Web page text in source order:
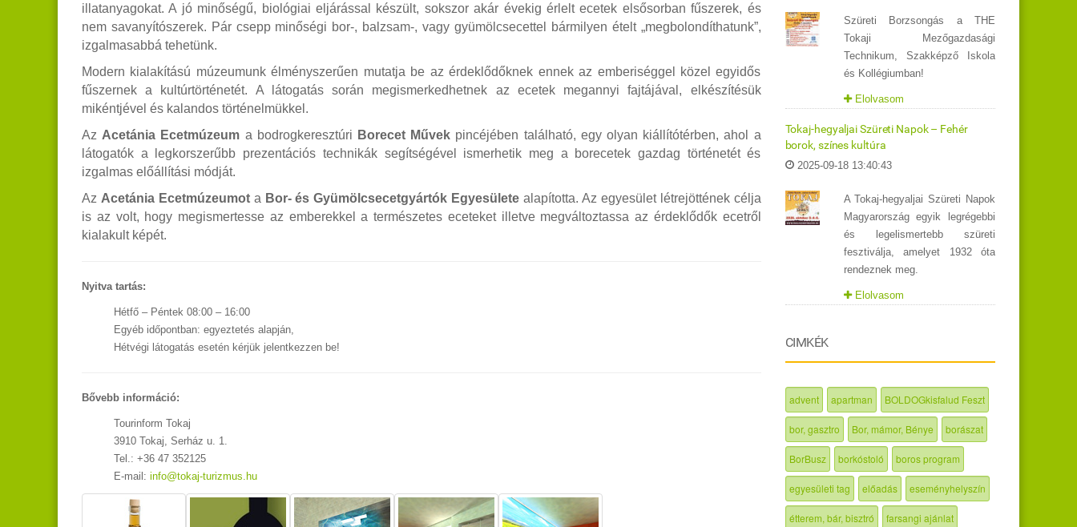
illatanyagokat. A jó minőségű, biológiai eljárással készült, sokszor akár évekig érlelt ecetek elsősorban fűszerek, és
nem savanyítószerek. Pár csepp minőségi bor-, balzsam-, vagy gyümölcsecettel bármilyen ételt „megbolondíthatunk”,
izgalmasabbá tehetünk.
Modern kialakítású múzeumunk élményszerűen mutatja be az érdeklődőknek ennek az emberiséggel közel egyidős
fűszernek a kultúrtörténetét. A látogatás során megismerkedhetnek az ecetek megannyi fajtájával, elkészítésük
mikéntjével és kalandos történelmükkel.
Az Acetánia Ecetmúzeum a bodrogkeresztúri Borecet Művek pincéjében található, egy olyan kiállítótérben, ahol a
látogatók a legkorszerűbb prezentációs technikák segítségével ismerhetik meg a borecetek gazdag történetét és
izgalmas előállítási módját.
Az Acetánia Ecetmúzeumota Bor- és Gyümölcsecetgyártók Egyesülete alapította. Az egyesület létrejöttének célja
is az volt, hogy megismertesse az emberekkel a természetes eceteket illetve megváltoztassa az érdeklődők ecetről
kialakult képét.
Nyitva tartás:
Hétfő – Péntek 08:00 – 16:00
Egyéb időpontban: egyeztetés alapján,
Hétvégi látogatás esetén kérjük jelentkezzen be!
Bővebb információ:
Tourinform Tokaj
3910 Tokaj, Serház u. 1.
Tel.: +36 47 352125
E-mail: info@tokaj-turizmus.hu
Szüreti Borzsongás a THE
Tokaji Mezőgazdasági
Technikum, Szakképző Iskola
és Kollégiumban!
Elolvasom
Tokaj-hegyaljai Szüreti Napok – Fehér
borok, színes kultúra
2025-09-18 13:40:43
A Tokaj-hegyaljai Szüreti Napok
Magyarország egyik legrégebbi
és legelismertebb szüreti
fesztiválja, amelyet 1932 óta
rendeznek meg.
Elolvasom
CIMKÉK
advent apartman BOLDOGkisfalud Feszt
bor, gasztro Bor, mámor, Bénye borászat
BorBusz borkóstoló boros program
egyesületi tag előadás eseményhelyszín
étterem, bár, bisztró farsangi ajánlat